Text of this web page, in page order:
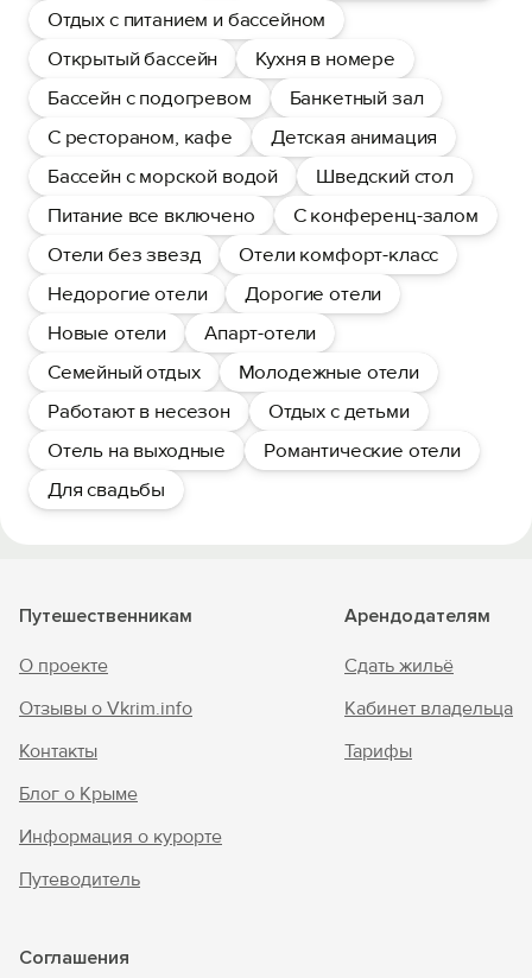
Отдых с питанием и бассейном
Открытый бассейн
Кухня в номере
Бассейн с подогревом
Банкетный зал
С рестораном, кафе
Детская анимация
Бассейн с морской водой
Шведский стол
Питание все включено
С конференц-залом
Отели без звезд
Отели комфорт-класс
Недорогие отели
Дорогие отели
Новые отели
Апарт-отели
Семейный отдых
Молодежные отели
Работают в несезон
Отдых с детьми
Отель на выходные
Романтические отели
Для свадьбы
Путешественникам
О проекте
Отзывы о Vkrim.info
Контакты
Блог о Крыме
Информация о курорте
Путеводитель
Арендодателям
Сдать жильё
Кабинет владельца
Тарифы
Соглашения